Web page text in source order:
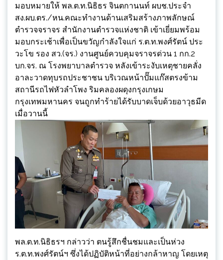
มอบหมายให้ พล.ต.ท.นิธิธร จินตกานนท์ ผบช.ประจำ
สง.ผบ.ตร./หน.คณะทำงานด้านเสริมสร้างภาพลักษณ์
ตำรวจจราจร สำนักงานตำรวจแห่งชาติ เข้าเยี่ยมพร้อม
มอบกระเช้าเพื่อเป็นขวัญกำลังใจแก่ ร.ต.ท.พงศ์รัตน์ ประ
วะโข รอง สว.(จร.) งานศูนย์ควบคุมจราจรด่วน 1 กก.2
บก.จร. ณ โรงพยาบาลตำรวจ หลังเข้าระงับเหตุชายคลั่ง
อาละวาดทุบรถประชาชน บริเวณหน้าปั๊มแก๊สตรงข้าม
สถานีรถไฟหัวลำโพง ริมคลองผดุงกรุงเกษม
กรุงเทพมหานคร จนถูกทำร้ายได้รับบาดเจ็บด้วยอาวุธมีด
เมื่อวานนี้
พล.ต.ท.นิธิธรฯ กล่าวว่า ตนรู้สึกชื่นชมและเป็นห่วง
ร.ต.ท.พงศ์รัตน์ฯ ซึ่งได้ปฏิบัติหน้าที่อย่างกล้าหาญ โดยเหตุ